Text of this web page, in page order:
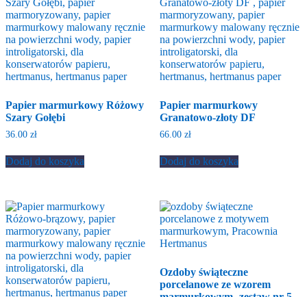
Papier marmurkowy Różowy
Szary Gołębi
36.00 zł
Dodaj do koszyka
Papier marmurkowy
Granatowo-złoty DF
66.00 zł
Dodaj do koszyka
Ozdoby świąteczne
porcelanowe ze wzorem